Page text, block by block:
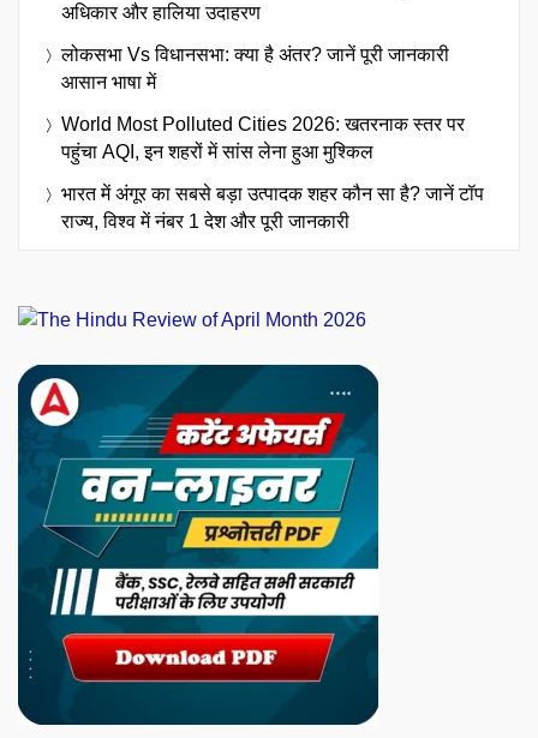
अधिकार और हालिया उदाहरण
लोकसभा Vs विधानसभा: क्या है अंतर? जानें पूरी जानकारी
आसान भाषा में
World Most Polluted Cities 2026: खतरनाक स्तर पर
पहुंचा AQI, इन शहरों में सांस लेना हुआ मुश्किल
भारत में अंगूर का सबसे बड़ा उत्पादक शहर कौन सा है? जानें टॉप
राज्य, विश्व में नंबर 1 देश और पूरी जानकारी